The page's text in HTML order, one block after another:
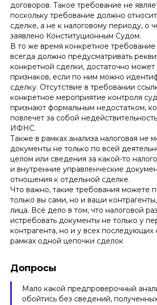
договоров. Такое требование не
поскольку требование должно
сделке, а не к налоговому периоду, о
заявлено Конституционным Судом.
В то же время конкретное требование
всегда должно предусматривать
конкретной сделки, достаточно
признаков, если по ним можно
сделку. Отсутствие в требовании
конкретное мероприятие контроля
признают формальным недостатком,
повлечет за собой
ИФНС.
Также в рамках анализа налоговая не
документы не только по всей
целом или сведения за какой-то
и внутренние управленческие
отношения к отдельной сделке.
Что важно, такие требования можете
только вы сами, но и ваши
лица. Всё дело в том, что налоговой
истребовать документы не только у
контрагента, но и у всех последующих
рамках одной цепочки сделок
Допросы
Мало какой предпроверочный
обойтись без сведений,
МОРИНА ВИКТОРИЯ СЕРГЕЕВНА
+7
Отправить
юрист практики цифрового права
Нажимая кнопку «Отправить», вы даетесогласиена
обработку персональных данных в соответствии с
политикой обработки персональных данных